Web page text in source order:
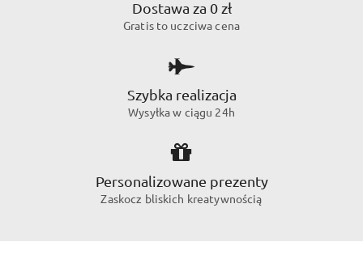
Dostawa za 0 zł
Gratis to uczciwa cena
Szybka realizacja
Wysyłka w ciągu 24h
Personalizowane prezenty
Zaskocz bliskich kreatywnością